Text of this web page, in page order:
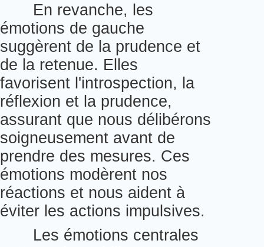
En revanche, les
émotions de gauche
suggèrent de la prudence et
de la retenue. Elles
favorisent l'introspection, la
réflexion et la prudence,
assurant que nous délibérons
soigneusement avant de
prendre des mesures. Ces
émotions modèrent nos
réactions et nous aident à
éviter les actions impulsives.
Les émotions centrales